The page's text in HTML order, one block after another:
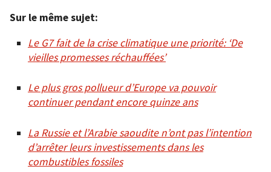
Sur le même sujet:
Le G7 fait de la crise climatique une priorité: ‘De
vieilles promesses réchauffées’
Le plus gros pollueur d’Europe va pouvoir
continuer pendant encore quinze ans
La Russie et l’Arabie saoudite n’ont pas l’intention
d’arrêter leurs investissements dans les
combustibles fossiles